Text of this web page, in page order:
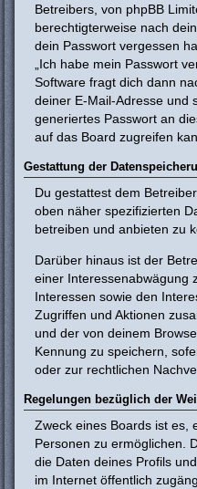
Betreibers, von phpBB
berechtigterweise nach
dein Passwort vergessen
„Ich habe mein Passwort
Software fragt dich dann
deiner E-Mail-Adresse und
generiertes Passwort an
auf das Board zugreifen
Gestattung der
Du gestattest dem
oben näher spezifizierten
betreiben und anbieten zu
Darüber hinaus ist der
einer Interessenabwägung
Interessen sowie den
Zugriffen und Aktionen
und der von deinem
Kennung zu speichern,
oder zur rechtlichen
Regelungen bezüglich der
Zweck eines Boards ist es,
Personen zu ermöglichen.
die Daten deines Profils
im Internet öffentlich